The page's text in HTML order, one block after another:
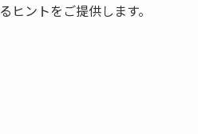
ントをご提供します。